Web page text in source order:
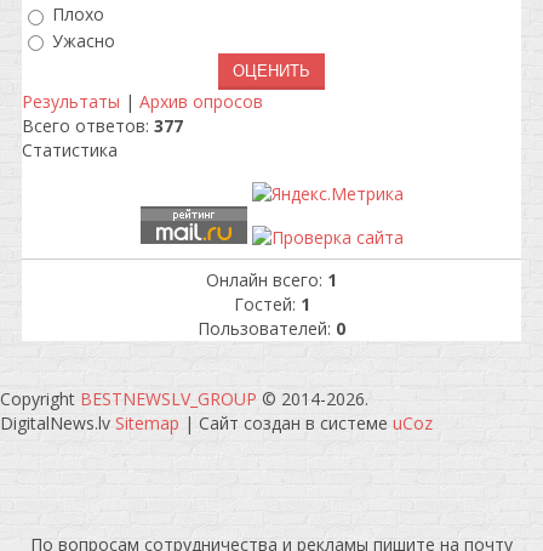
Плохо
Ужасно
Результаты | Архив опросов
Всего ответов: 377
Статистика
Онлайн всего: 1
Гостей: 1
Пользователей: 0
Copyright BESTNEWSLV_GROUP © 2014-2026.
DigitalNews.lv Sitemap | Сайт создан в системе uCoz
По вопросам сотрудничества и рекламы пишите на почту